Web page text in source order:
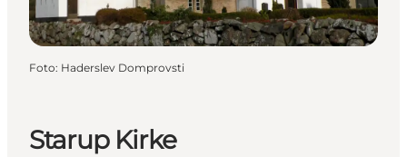
Starup Kirke
Foto: Haderslev Domprovsti